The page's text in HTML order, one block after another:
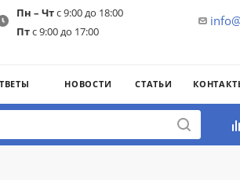
Пн – Чтс 9:00 до 18:00
Птс 9:00 до 17:00
НОВОСТИ СТАТЬИ